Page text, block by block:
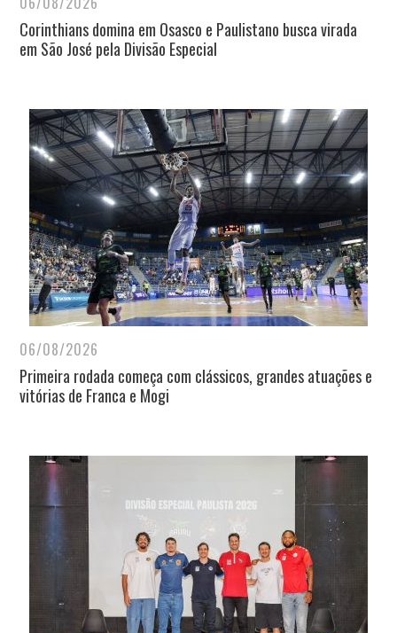
Corinthians domina em Osasco e Paulistano busca virada
em São José pela Divisão Especial
06/08/2026
Primeira rodada começa com clássicos, grandes atuações e
vitórias de Franca e Mogi